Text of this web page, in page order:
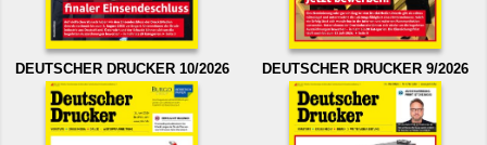
DEUTSCHER DRUCKER 10/2026 DEUTSCHER DRUCKER 9/2026